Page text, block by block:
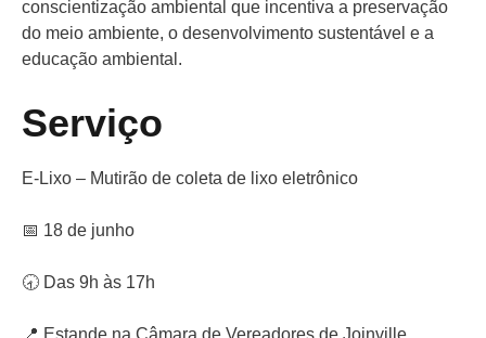
conscientização ambiental que incentiva a preservação
do meio ambiente, o desenvolvimento sustentável e a
educação ambiental.
Serviço
E-Lixo – Mutirão de coleta de lixo eletrônico
📅 18 de junho
🕣 Das 9h às 17h
📍 Estande na Câmara de Vereadores de Joinville